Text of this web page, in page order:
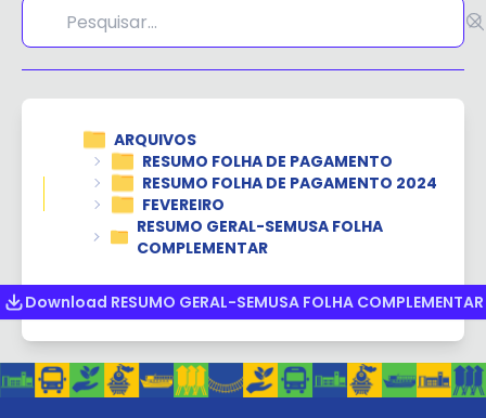
ARQUIVOS
RESUMO FOLHA DE PAGAMENTO
RESUMO FOLHA DE PAGAMENTO 2024
FEVEREIRO
RESUMO GERAL-SEMUSA FOLHA
COMPLEMENTAR
Download RESUMO GERAL-SEMUSA FOLHA COMPLEMENTAR